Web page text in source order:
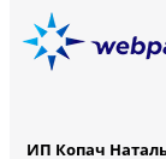
ИП Копач